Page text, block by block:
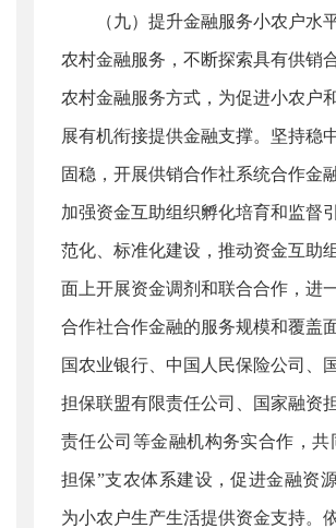
（九）提升金融服务小农户水
农村金融服务，不断探索具有供销
农村金融服务方式，为促进小农户
展有机衔接提供金融支撑。坚持稳
固稳，开展供销合作社系统合作金
加强资金互助组织孵化培育和监督
范化、标准化建设，推动资金互助
面上开展资金调剂和联合合作，进
合作社合作金融的服务规模和覆盖
国农业银行、中国人民保险公司、
担保联盟有限责任公司、国家融资
责任公司等金融机构务实合作，共
担保”支农体系建设，促进金融资
为小农户生产生活提供资金支持。